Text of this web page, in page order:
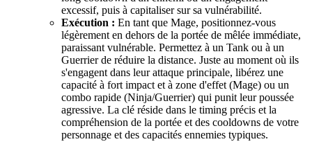
excessif, puis à capitaliser sur sa vulnérabilité.
Exécution : En tant que Mage, positionnez-vous
légèrement en dehors de la portée de mêlée immédiate,
paraissant vulnérable. Permettez à un Tank ou à un
Guerrier de réduire la distance. Juste au moment où ils
s'engagent dans leur attaque principale, libérez une
capacité à fort impact et à zone d'effet (Mage) ou un
combo rapide (Ninja/Guerrier) qui punit leur poussée
agressive. La clé réside dans le timing précis et la
compréhension de la portée et des cooldowns de votre
personnage et des capacités ennemies typiques.